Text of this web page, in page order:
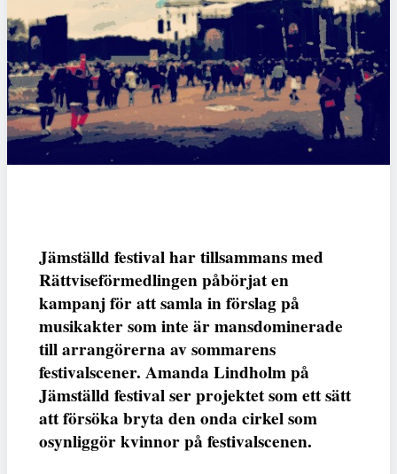
Jämställd festival har tillsammans med
Rättviseförmedlingen påbörjat en
kampanj för att samla in förslag på
musikakter som inte är mansdominerade
till arrangörerna av sommarens
festivalscener. Amanda Lindholm på
Jämställd festival ser projektet som ett sätt
att försöka bryta den onda cirkel som
osynliggör kvinnor på festivalscenen.